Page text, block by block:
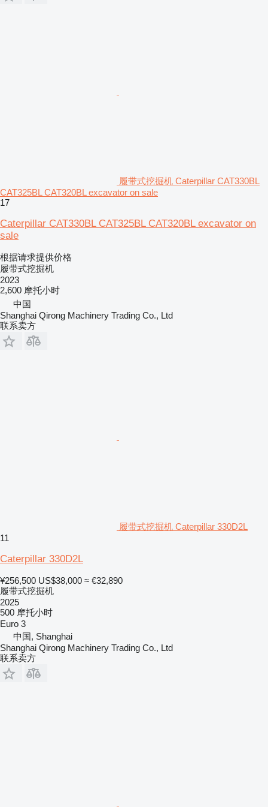
履带式挖掘机 Caterpillar CAT330BL
CAT325BL CAT320BL excavator on sale
17
Caterpillar CAT330BL CAT325BL CAT320BL excavator on
sale
根据请求提供价格
履带式挖掘机
2023
2,600 摩托小时
中国
Shanghai Qirong Machinery Trading Co., Ltd
联系卖方
履带式挖掘机 Caterpillar 330D2L
11
Caterpillar 330D2L
¥256,500 US$38,000 ≈ €32,890
履带式挖掘机
2025
500 摩托小时
Euro 3
中国, Shanghai
Shanghai Qirong Machinery Trading Co., Ltd
联系卖方